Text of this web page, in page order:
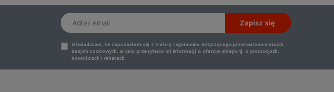
Adres email
Zapisz się
Oświadczam, że zapoznałem się z treścią regulaminu dotyczącego przetwarzania moich
danych osobowych, w celu przesyłania mi informacji o ofercie sklepu tj. o promocjach,
nowościach i rabatach.